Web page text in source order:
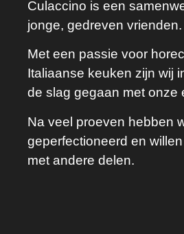
Culaccino is een
jonge, gedreven vrienden.
Met een passie voor
Italiaanse keuken zijn wij
de slag gegaan met onze
Na veel proeven hebben
geperfectioneerd en
met andere delen.